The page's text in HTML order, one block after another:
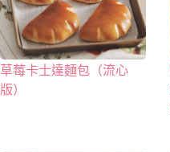
草莓卡士達麵包（流心
版）